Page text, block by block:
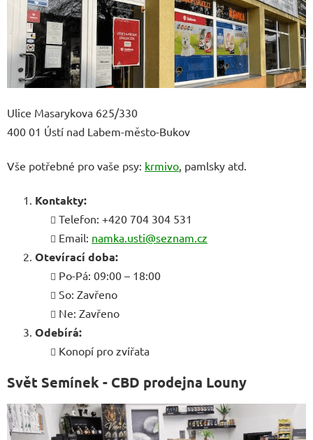
Ulice Masarykova 625/330
400 01 Ústí nad Labem-město-Bukov
Vše potřebné pro vaše psy: krmivo, pamlsky atd.
Kontakty:
Telefon: +420 704 304 531
Email: namka.usti@seznam.cz
Otevírací doba:
Po-Pá: 09:00 – 18:00
So: Zavřeno
Ne: Zavřeno
Odebírá:
Konopí pro zvířata
Svět Semínek - CBD prodejna Louny